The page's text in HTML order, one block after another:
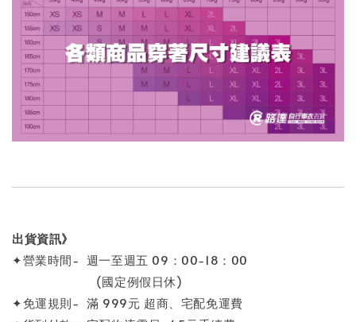
出貨資訊》
✦營業時間- 週一至週五 09：00-18：00
(國定例假日休)
✦免運規則- 滿 999元 超商、宅配免運費